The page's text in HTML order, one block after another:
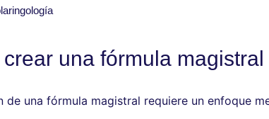
una fórmula magistral
de una fórmula magistral requiere un enfoque